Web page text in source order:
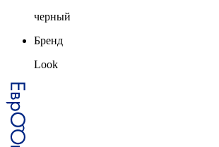
черный
Бренд
Look